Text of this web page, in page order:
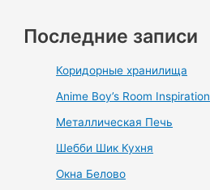
Последние записи
Коридорные хранилища
Anime Boy’s Room Inspiration
Металлическая Печь
Шебби Шик Кухня
Окна Белово